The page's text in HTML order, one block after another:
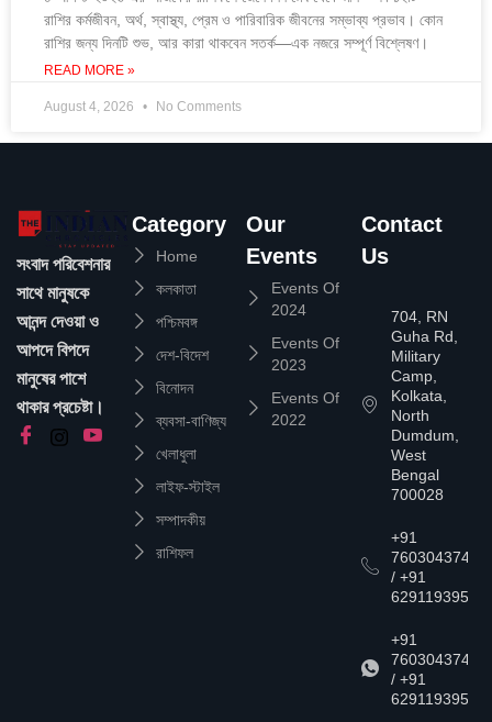
রাশির কর্মজীবন, অর্থ, স্বাস্থ্য, প্রেম ও পারিবারিক জীবনের সম্ভাব্য প্রভাব। কোন
রাশির জন্য দিনটি শুভ, আর কারা থাকবেন সতর্ক—এক নজরে সম্পূর্ণ বিশ্লেষণ।
READ MORE »
August 4, 2026 No Comments
সংবাদ পরিবেশনার
সাথে মানুষকে
আনন্দ দেওয়া ও
আপদে বিপদে
মানুষের পাশে
থাকার প্রচেষ্টা।
Category
Home
কলকাতা
পশ্চিমবঙ্গ
দেশ-বিদেশ
বিনোদন
ব্যবসা-বাণিজ্য
খেলাধুলা
লাইফ-স্টাইল
সম্পাদকীয়
রাশিফল
Our
Events
Events Of
2024
Events Of
2023
Events Of
2022
Contact
Us
704, RN
Guha Rd,
Military
Camp,
Kolkata,
North
Dumdum,
West
Bengal
700028
+91
7603043747
/ +91
6291193957
+91
7603043747
/ +91
6291193957